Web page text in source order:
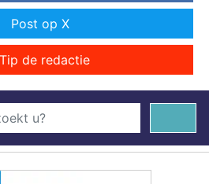
Post op X
Tip de redactie